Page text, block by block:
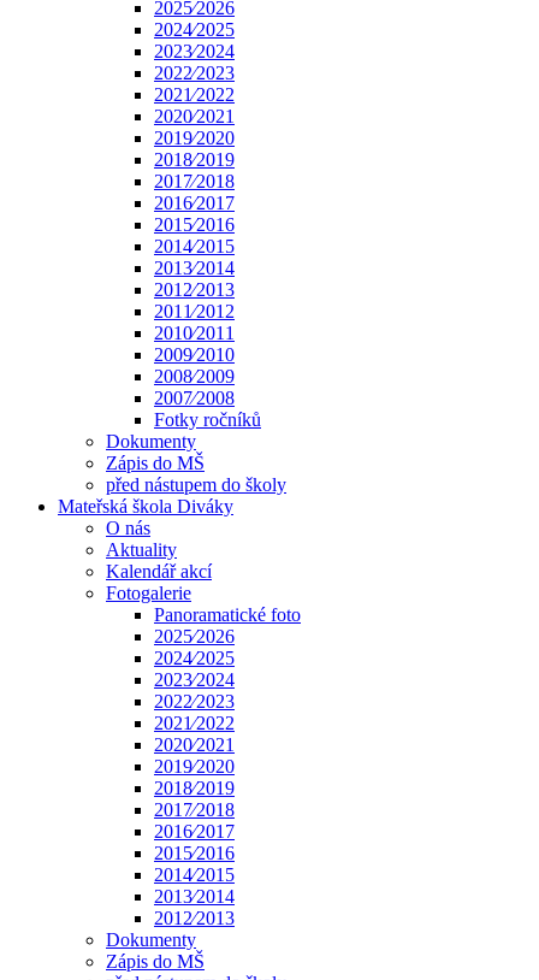
2025⁄2026
2024⁄2025
2023⁄2024
2022⁄2023
2021⁄2022
2020⁄2021
2019⁄2020
2018⁄2019
2017⁄2018
2016⁄2017
2015⁄2016
2014⁄2015
2013⁄2014
2012⁄2013
2011⁄2012
2010⁄2011
2009⁄2010
2008⁄2009
2007⁄2008
Fotky ročníků
Dokumenty
Zápis do MŠ
před nástupem do školy
Mateřská škola Diváky
O nás
Aktuality
Kalendář akcí
Fotogalerie
Panoramatické foto
2025⁄2026
2024⁄2025
2023⁄2024
2022⁄2023
2021⁄2022
2020⁄2021
2019⁄2020
2018⁄2019
2017⁄2018
2016⁄2017
2015⁄2016
2014⁄2015
2013⁄2014
2012⁄2013
Dokumenty
Zápis do MŠ